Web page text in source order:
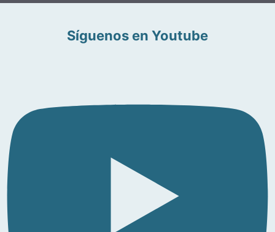
Síguenos en Youtube